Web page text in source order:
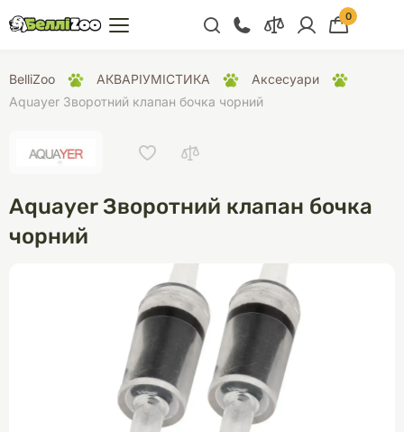
+38 (068) 300 91 91
Відділ продажу
+38 (099) 300 91 91
Відділ підтримки
0
BelliZoo АКВАРІУМІСТИКА
Аксесуари
Aquayer Зворотний клапан бочка чорний
Aquayer Зворотний клапан бочка
чорний